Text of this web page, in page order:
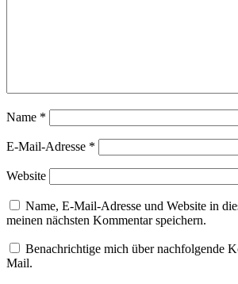
Name *
E-Mail-Adresse *
Website
Name, E-Mail-Adresse und Website in
meinen nächsten Kommentar speichern.
Benachrichtige mich über nachfolgende
Mail.